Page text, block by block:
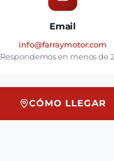
Email
info@farraymotor.com
Respondemos en menos de
CÓMO LLEGAR